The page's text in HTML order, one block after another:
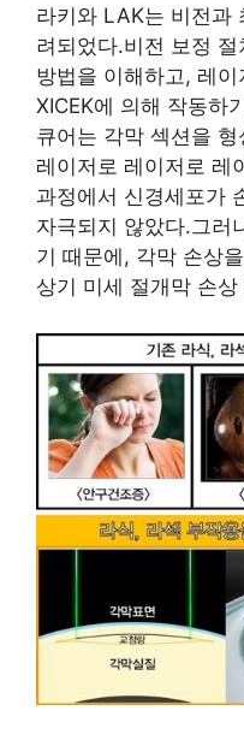
라키와 LAK는 비전과
려되었다.비전 보정
방법을 이해하고, 레
XICEK에 의해 작동하
큐어는 각막 섹션을
레이저로 레이저로 레
과정에서 신경세포가
자극되지 않았다.그러
기 때문에, 각막 손상
상기 미세 절개막 손